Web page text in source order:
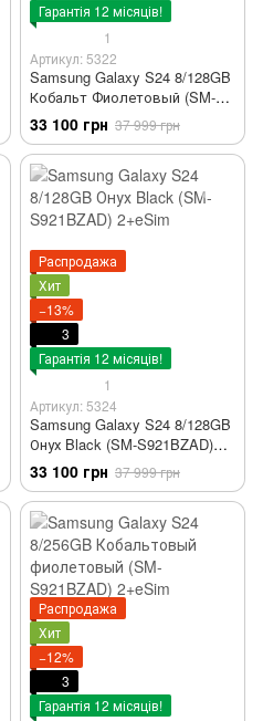
Гарантія 12 місяців!
1
Артикул: 5322
Samsung Galaxy S24 8/128GB
Кобальт Фиолетовый (SM-
S921BZAD) 2+eSim
33 100 грн 37 999 грн
Распродажа
Хит
−13%
3
Гарантія 12 місяців!
1
Артикул: 5324
Samsung Galaxy S24 8/128GB
Онух Black (SM-S921BZAD)
2+eSim
33 100 грн 37 999 грн
Распродажа
Хит
−12%
3
Гарантія 12 місяців!